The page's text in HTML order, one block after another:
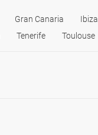
Gran Canaria Ibiza
Tenerife Toulouse